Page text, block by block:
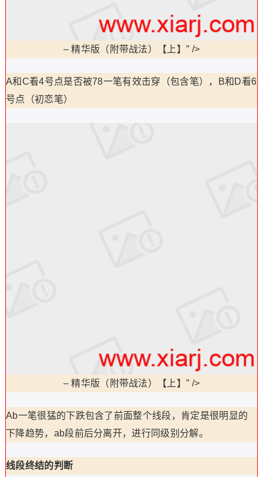
–精华版（附带战法）【上】” />
A和C看4号点是否被78一笔有效击穿（包含笔），B和D看6
号点（初恋笔）
–精华版（附带战法）【上】” />
Ab一笔很猛的下跌包含了前面整个线段，肯定是很明显的
下降趋势，ab段前后分离开，进行同级别分解。
线段终结的判断